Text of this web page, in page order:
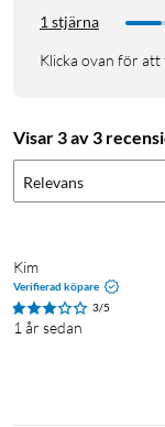
1 stjärna
Klicka ovan för
Visar 3 av 3
Relevans
Kim
Verifierad köpare
3/5
1 år sedan